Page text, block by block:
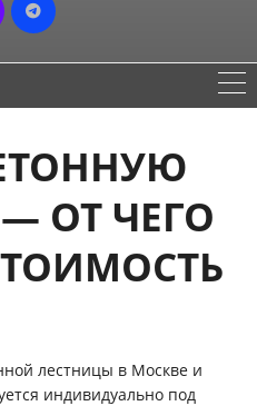
ОТ ЧЕГО
лестницы в Москве и
индивидуально под